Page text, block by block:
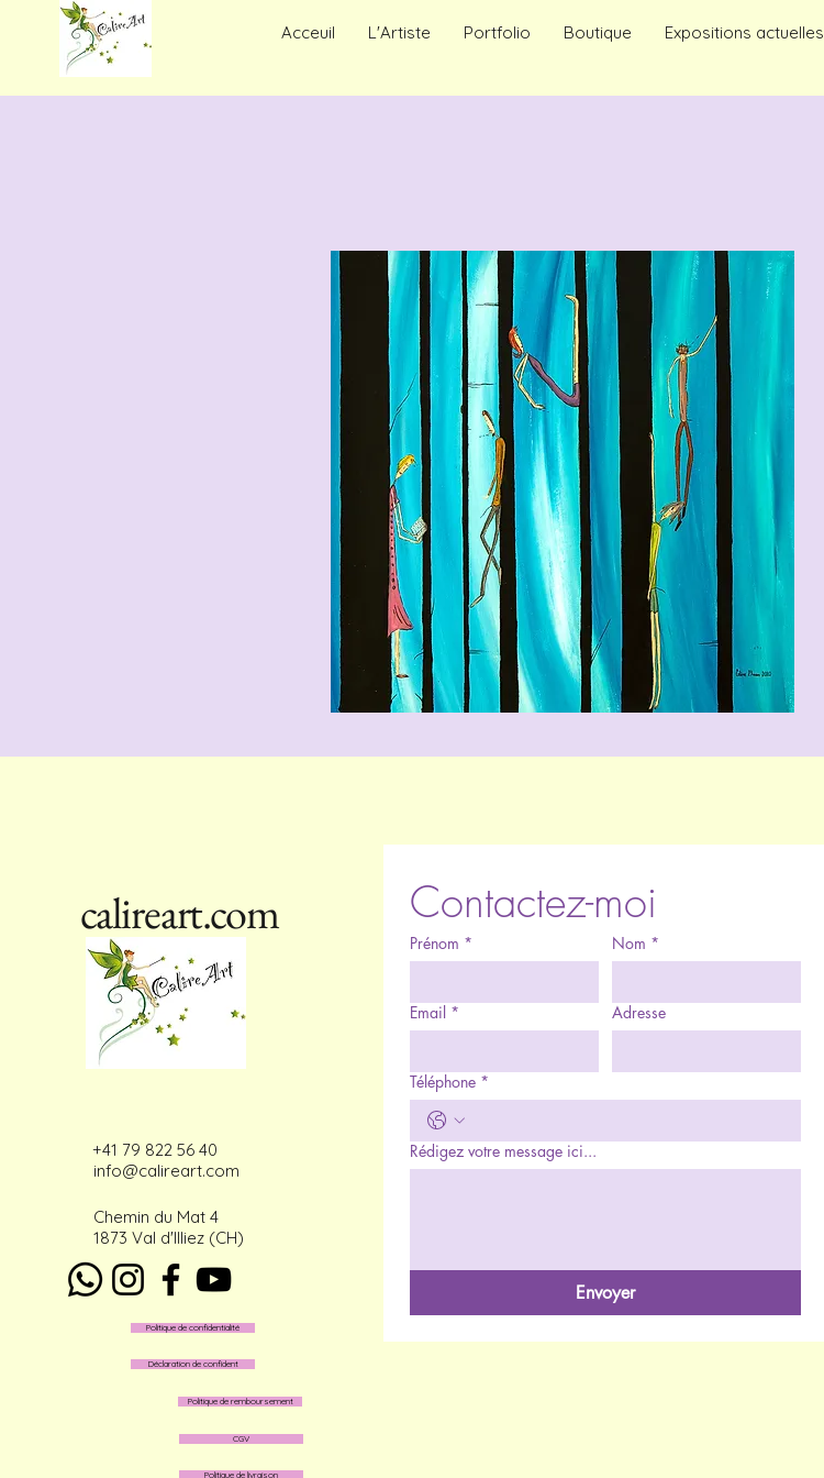
Acceuil L'Artiste Portfolio Boutique Expositions actuelles
calireart.com
+41 79 822 56 40
info@calireart.com
Chemin du Mat 4
1873 Val d'Illiez (CH)
Politique de confidentialité
Déclaration de confident
Contactez-moi
Prénom * Nom *
Email * Adresse
Téléphone *
Rédigez votre message ici...
Envoyer
Politique de remboursement
CGV
Politique de livraison